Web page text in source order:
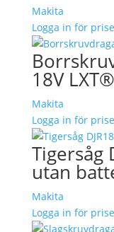
Makita
Logga in för
18V LXT®
Makita
Logga in för
Tigersåg
utan
Makita
Logga in för